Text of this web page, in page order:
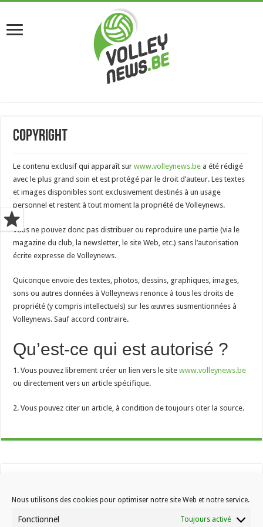
Nous utilisons des cookies pour optimiser notre site Web et notre service.
Fonctionnel Toujours activé
Copyright
Le contenu exclusif qui apparaît surwww.volleynews.be a été rédigé
avec le plus grand soin et est protégé par le droit d’auteur. Les textes
et images disponibles sont exclusivement destinés à un usage
personnel et restent à tout moment la propriété de Volleynews.
Vous ne pouvez donc pas distribuer ou reproduire une partie (via le
magazine du club, la newsletter, le site Web, etc.) sans l’autorisation
écrite expresse de Volleynews.
Quiconque envoie des textes, photos, dessins, graphiques, images,
sons ou autres données à Volleynews renonce à tous les droits de
propriété (y compris intellectuels) sur les œuvres susmentionnées à
Volleynews. Sauf accord contraire.
Qu’est-ce qui est autorisé ?
1. Vous pouvez librement créer un lien vers le sitewww.volleynews.be
ou directement vers un article spécifique.
2. Vous pouvez citer un article, à condition de toujours citer la source.